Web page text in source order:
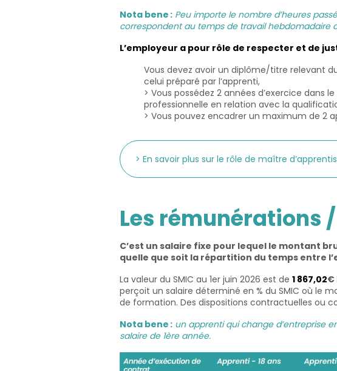
Nota bene : Peu importe le nombre d’heures
correspondent au temps de travail hebdomadaire
L’employeur a pour rôle de respecter et de
Vous devez avoir un diplôme/titre relevant
celui préparé par l’apprenti,
> Vous possédez 2 années d’exercice dans
professionnelle en relation avec la
> Vous pouvez encadrer un maximum de 2
> En savoir plus sur le rôle de maître
Les rémunérations
C’est un salaire fixe pour lequel le montant
quelle que soit la répartition du temps entre
La valeur du SMIC au 1er juin 2026 est de 1 867,02€
perçoit un salaire déterminé en % du SMIC où le
de formation. Des dispositions contractuelles ou
Nota bene : unapprenti qui change d’entreprise
salaire de 1èreannée.